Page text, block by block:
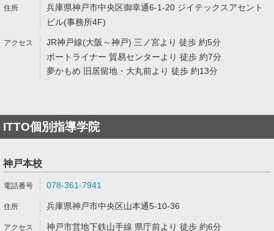
兵庫県神戸市中央区御幸通6-1-20 ジイテックスアセント
ビル(事務所4F)
JR神戸線(大阪～神戸) 三ノ宮より 徒歩 約5分
ポートライナー 貿易センターより 徒歩 約7分
夢かもめ 旧居留地・大丸前より 徒歩 約13分
ITTO個別指導学院
神戸本校
078-361-7941
兵庫県神戸市中央区山本通5-10-36
神戸市営地下鉄山手線 県庁前より 徒歩 約6分